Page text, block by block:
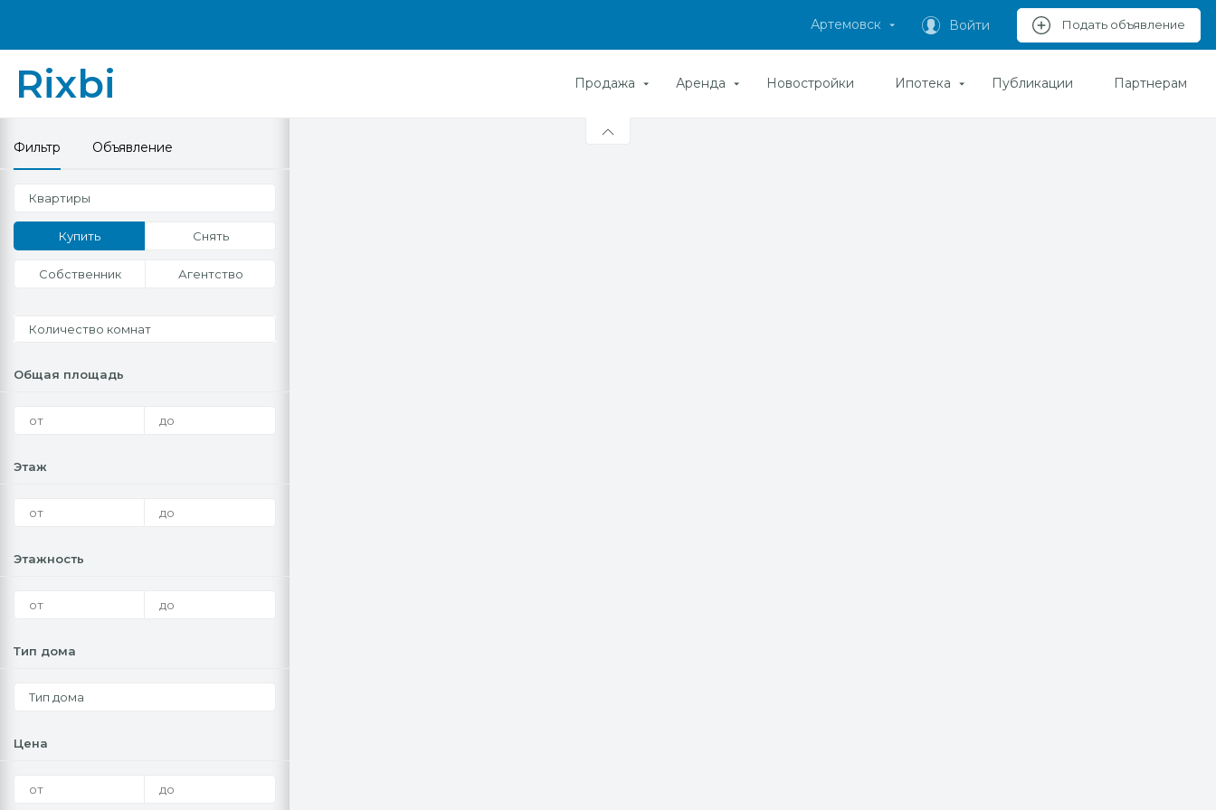
Артемовск Войти Подать объявление
Rixbi Продажа Аренда Новостройки Ипотека Публикации Партнерам
Фильтр Объявление
Квартиры
Купить Снять
Собственник Агентство
Количество комнат
Общая площадь
Этаж
Этажность
Тип дома
Тип дома
Цена